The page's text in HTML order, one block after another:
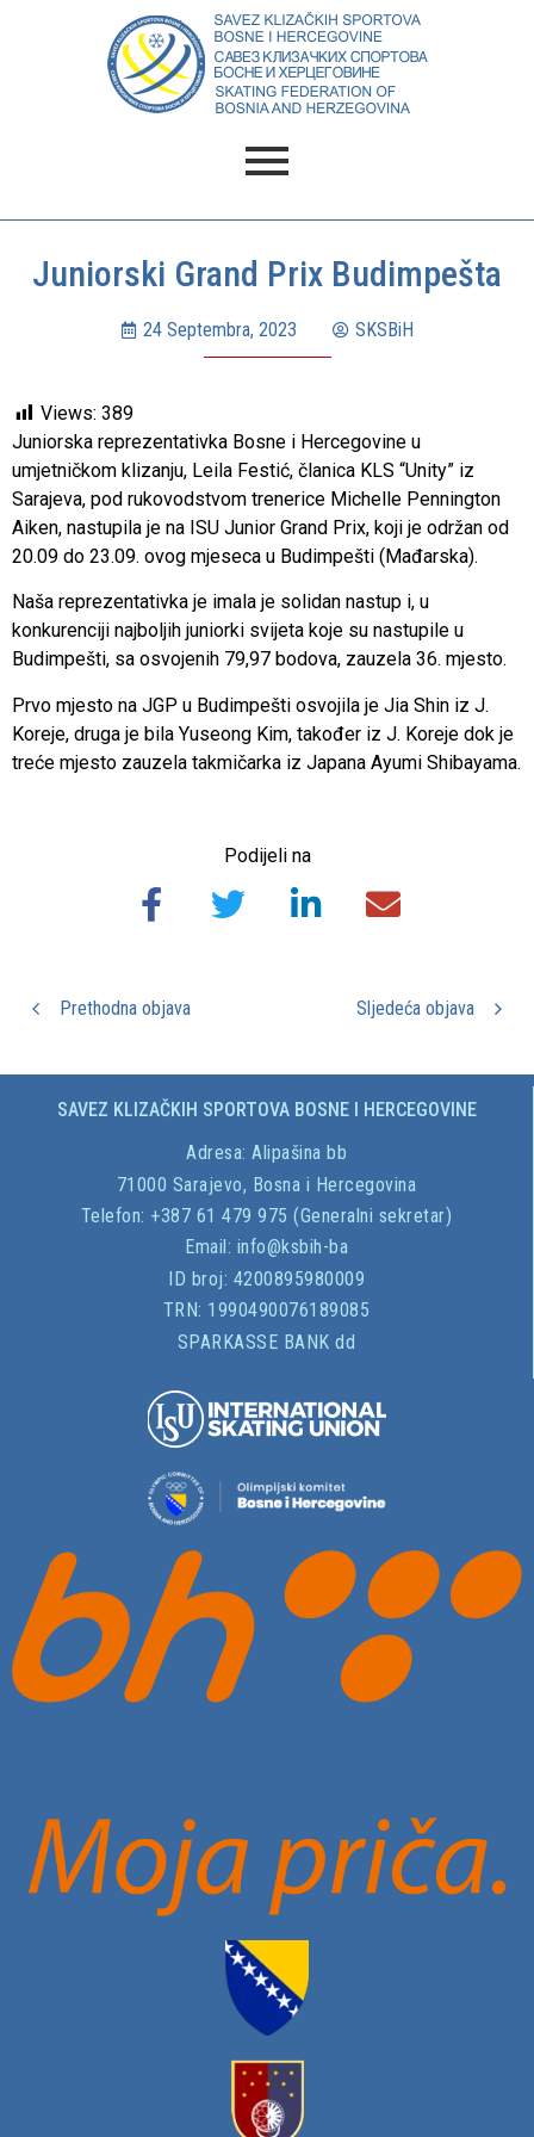
Juniorski Grand Prix Budimpešta
24 Septembra, 2023 SKSBiH
Views: 389
Juniorska reprezentativka Bosne i Hercegovine u
umjetničkom klizanju, Leila Festić, članica KLS “Unity” iz
Sarajeva, pod rukovodstvom trenerice Michelle Pennington
Aiken, nastupila je na ISU Junior Grand Prix, koji je održan od
20.09 do 23.09. ovog mjeseca u Budimpešti (Mađarska).
Naša reprezentativka je imala je solidan nastup i, u
konkurenciji najboljih juniorki svijeta koje su nastupile u
Budimpešti, sa osvojenih 79,97 bodova, zauzela 36. mjesto.
Prvo mjesto na JGP u Budimpešti osvojila je Jia Shin iz J.
Koreje, druga je bila Yuseong Kim, također iz J. Koreje dok je
treće mjesto zauzela takmičarka iz Japana Ayumi Shibayama.
Podijeli na
Prethodna objava Sljedeća objava
SAVEZ KLIZAČKIH SPORTOVA BOSNE I HERCEGOVINE
Adresa: Alipašina bb
71000 Sarajevo, Bosna i Hercegovina
Telefon: +387 61 479 975 (Generalni sekretar)
Email: info@ksbih-ba
ID broj: 4200895980009
TRN: 1990490076189085
SPARKASSE BANK dd